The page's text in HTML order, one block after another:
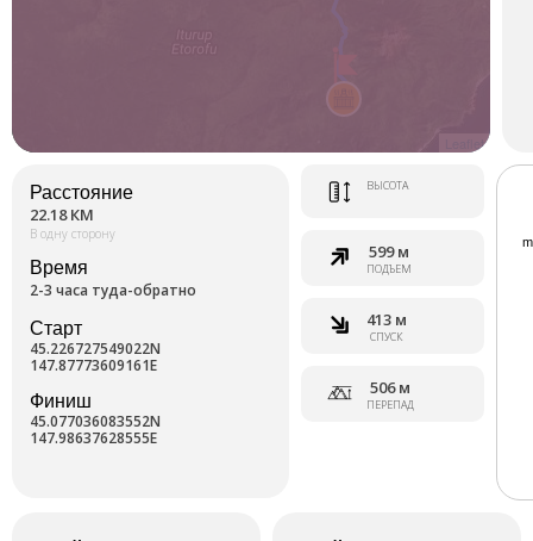
Leaflet
Расстояние
22.18 КМ
В одну сторону
Время
2-3 часа туда-обратно
Старт
45.226727549022N
147.87773609161E
Финиш
45.077036083552N
147.98637628555E
ВЫСОТА
599 м
ПОДЪЕМ
413 м
СПУСК
506 м
ПЕРЕПАД
m